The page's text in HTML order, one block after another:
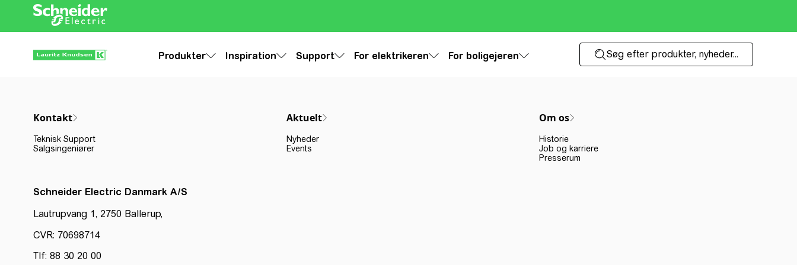
Produkter Inspiration Support For elektrikeren For boligejeren Søg efter produkter, nyheder...
Kontakt
Teknisk Support
Salgsingeniører
Aktuelt
Nyheder
Events
Om os
Historie
Job og karriere
Presserum
Schneider Electric Danmark A/S
Lautrupvang 1, 2750 Ballerup,
CVR: 70698714
Tlf: 88 30 20 00